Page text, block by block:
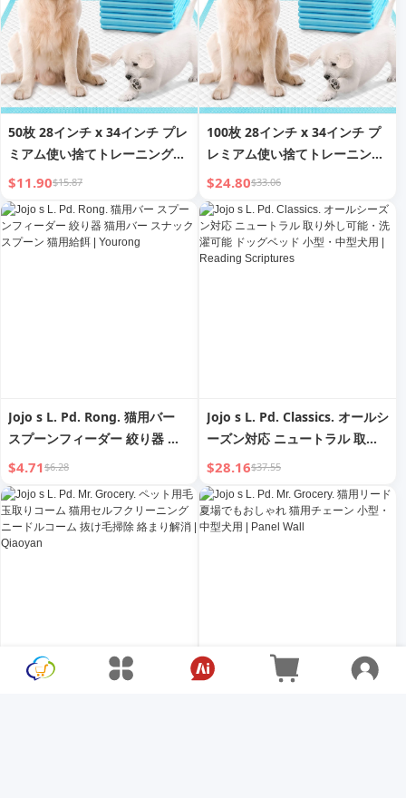
50枚 28インチ x 34インチ プレ
ミアム使い捨てトレーニングパ
ッド、おしっこパッド、トレー
ニングパッド、使い捨て子犬お
しっこパッド、素早い吸収と臭
いコントロール
$11.90$15.87
100枚 28インチ x 34インチ プ
レミアム使い捨てトレーニング
パッド、おしっこパッド、トレ
ーニングパッド、使い捨て子犬
おしっこパッド、素早い吸収と
臭いコントロール
$24.80$33.06
Jojo s L. Pd. Rong. 猫用バー
スプーンフィーダー 絞り器 猫
用バー スナックスプーン 猫用
給餌 | Yourong
$4.71$6.28
Jojo s L. Pd. Classics. オールシ
ーズン対応 ニュートラル 取り
外し可能・洗濯可能 ドッグベッ
ド 小型・中型犬用 | Reading
Scriptures
$28.16$37.55